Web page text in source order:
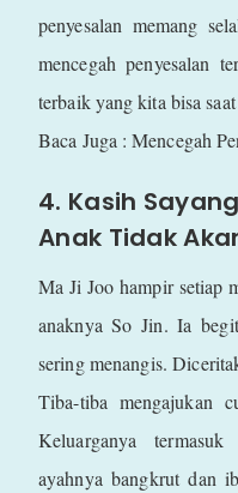
penyesalan memang
mencegah penyesalan
terbaik yang kita bisa
Baca Juga : Mencegah
4. Kasih
Anak Tidak
Ma Ji Joo hampir setiap
anaknya So Jin. Ia
sering menangis.
Tiba-tiba mengajukan
Keluarganya
ayahnya bangkrut dan